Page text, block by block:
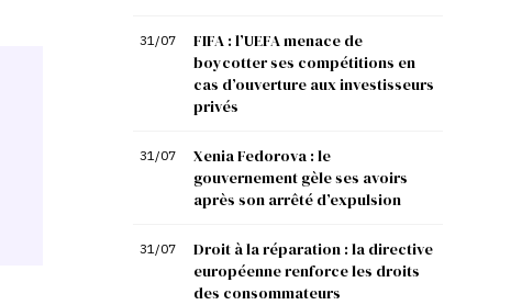
31/07
FIFA : l’UEFA menace de
boycotter ses compétitions en
cas d’ouverture aux investisseurs
privés
31/07
Xenia Fedorova : le
gouvernement gèle ses avoirs
après son arrêté d’expulsion
31/07
Droit à la réparation : la directive
européenne renforce les droits
des consommateurs